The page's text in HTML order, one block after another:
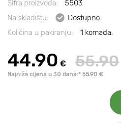
Šifra proizvoda:
5503
Na skladištu:
Dostupno
Količina u pakiranju:
1 komada.
44.90 € 55.90
Najniža cijena u 30 dana:* 55.90 €